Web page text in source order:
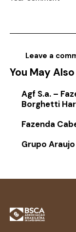
You May
Agf S.a. –
Borghetti
Fazenda
Grupo Araujo